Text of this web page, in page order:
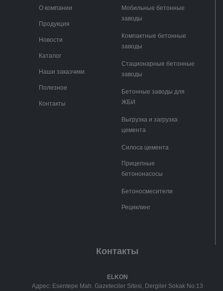
О компании
Продукция
Новости
Каталог
Наши заказчики
Полезное
Контакты
Мобильные бетонные
заводы
Компактные бетонные
заводы
Стационарные бетонные
заводы
Бетонные заводы для
ЖБИ
Выгрузка и загрузка
цемента
Силоса цемента
Прицепные
бетононасосы
Бетоносмесители
Рециклинг
Контакты
ELKON
Адрес: Esentepe Mah. Gazeteciler Sitesi, Dergiler Sokak No:13